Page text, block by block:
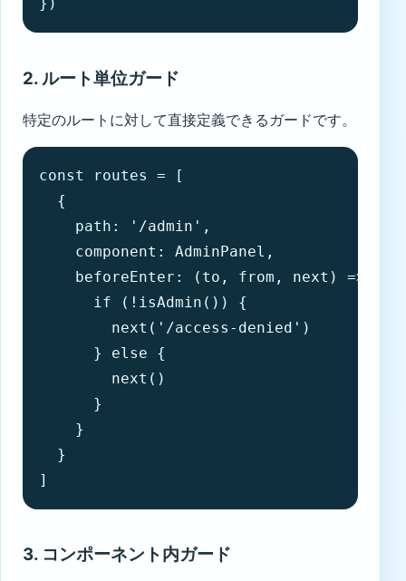
})
2. ルート単位ガード
特定のルートに対して直接定義できるガードです。
const routes = [
  {
    path: '/admin',
    component: AdminPanel,
    beforeEnter: (to, from, next) => {
      if (!isAdmin()) {
        next('/access-denied')
      } else {
        next()
      }
    }
  }
]
3. コンポーネント内ガード